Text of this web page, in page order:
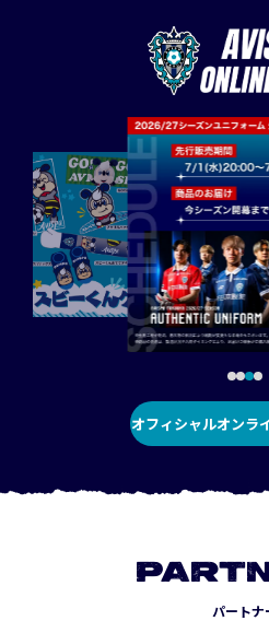
オフィシャルオンラ
パートナ